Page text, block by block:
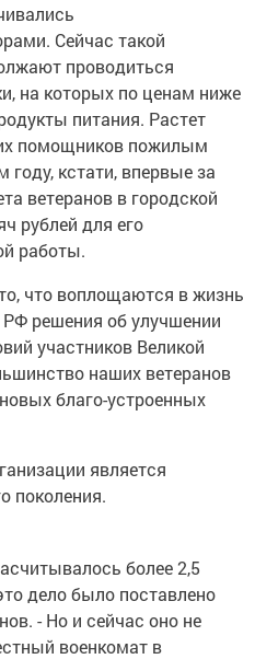
Сейчас такой
проводиться
на которых по ценам ниже
питания. Растет
помощников пожилым
кстати, впервые за
ветеранов в городской
рублей для его
работы.
что воплощаются в жизнь
решения об улучшении
участников Великой
наших ветеранов
благо-устроенных
является
поколения.
более 2,5
дело было поставлено
- Но и сейчас оно не
военкомат в